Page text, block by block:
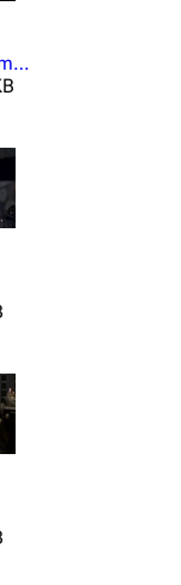
Ring Nahaufnahme.png